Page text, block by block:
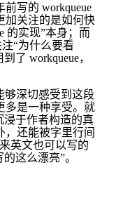
写的 workqueue
加关注的是如何快
的实现”本身；而
“为什么要看
了 workqueue，
够深切感受到这段
多是一种享受。就
浸于作者构造的真
，还能被字里行间
英文也可以写的
这么漂亮”。